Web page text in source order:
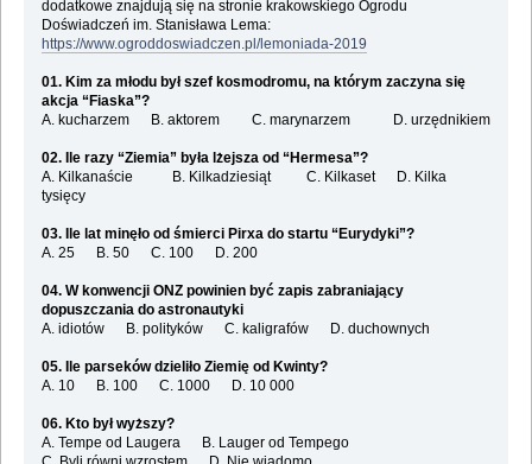
dodatkowe znajdują się na stronie krakowskiego Ogrodu
Doświadczeń im. Stanisława Lema:
https://www.ogroddoswiadczen.pl/lemoniada-2019
01. Kim za młodu był szef kosmodromu, na którym zaczyna się
akcja “Fiaska”?
A. kucharzem B. aktorem C. marynarzem D. urzędnikiem
02. Ile razy “Ziemia” była lżejsza od “Hermesa”?
A. Kilkanaście B. Kilkadziesiąt C. Kilkaset D. Kilka
tysięcy
03. Ile lat minęło od śmierci Pirxa do startu “Eurydyki”?
A. 25 B. 50 C. 100 D. 200
04. W konwencji ONZ powinien być zapis zabraniający
dopuszczania do astronautyki
A. idiotów B. polityków C. kaligrafów D. duchownych
05. Ile parseków dzieliło Ziemię od Kwinty?
A. 10 B. 100 C. 1000 D. 10 000
06. Kto był wyższy?
A. Tempe od Laugera B. Lauger od Tempego